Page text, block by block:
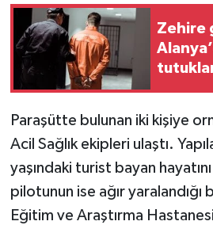
Zehire
Paraşütte bulunan iki kişiye
Acil Sağlık ekipleri ulaştı.
yaşındaki turist bayan
pilotunun ise ağır yaralandığı
Eğitim ve Araştırma